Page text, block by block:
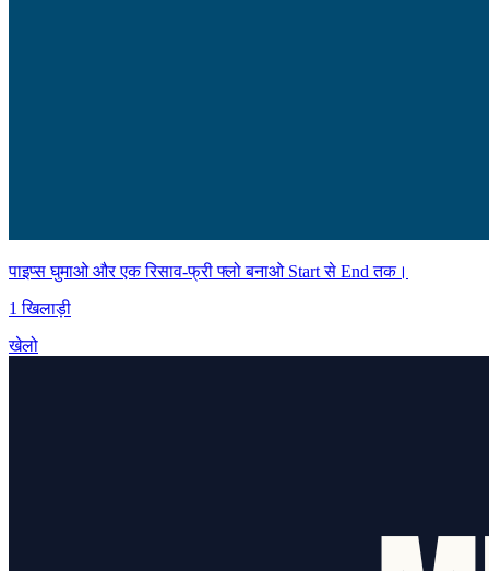
पाइप्स घुमाओ और एक रिसाव-फ्री फ्लो बनाओ Start से End तक।
1 खिलाड़ी
खेलो